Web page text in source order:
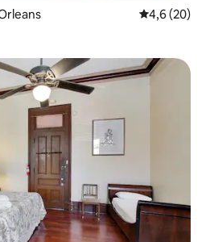
4,6 de uma
4,6 (20)